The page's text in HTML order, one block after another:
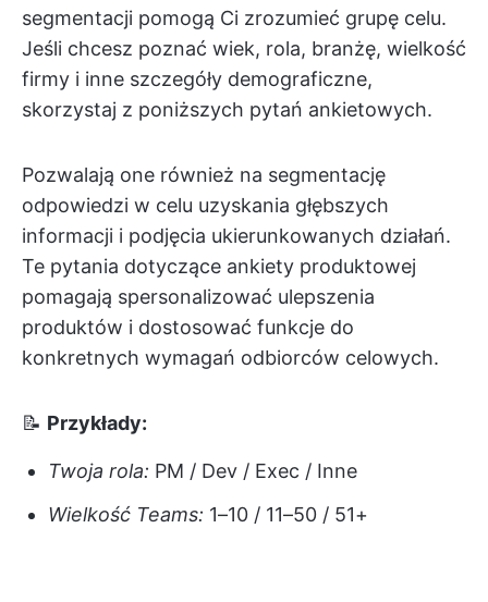
segmentacji pomogą Ci zrozumieć grupę celu.
Jeśli chcesz poznać wiek, rola, branżę, wielkość
firmy i inne szczegóły demograficzne,
skorzystaj z poniższych pytań ankietowych.
Pozwalają one również na segmentację
odpowiedzi w celu uzyskania głębszych
informacji i podjęcia ukierunkowanych działań.
Te pytania dotyczące ankiety produktowej
pomagają spersonalizować ulepszenia
produktów i dostosować funkcje do
konkretnych wymagań odbiorców celowych.
📝 Przykłady:
Twoja rola: PM / Dev / Exec / Inne
Wielkość Teams: 1–10 / 11–50 / 51+